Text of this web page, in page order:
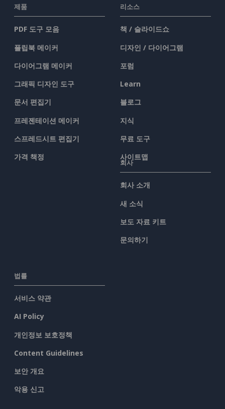
제품
PDF 도구 모음
플립북 메이커
다이어그램 메이커
그래픽 디자인 도구
문서 편집기
프레젠테이션 메이커
스프레드시트 편집기
가격 책정
리소스
책 / 슬라이드쇼
디자인 / 다이어그램
포럼
Learn
블로그
지식
무료 도구
사이트맵
회사
회사 소개
새 소식
보도 자료 키트
문의하기
법률
서비스 약관
AI Policy
개인정보 보호정책
Content Guidelines
보안 개요
악용 신고